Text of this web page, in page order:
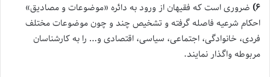
۶) ضروری است که فقیهان از ورود به دائره «موضوعات و مصادیق»
احکام شرعیه فاصله گرفته و تشخیص چند و چون موضوعات مختلف
فردی، خانوادگی، اجتماعی، سیاسی، اقتصادی و… را به کارشناسان
مربوطه واگذار نمایند.